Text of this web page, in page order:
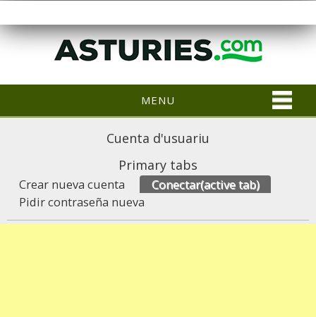
MENU
Cuenta d'usuariu
Primary tabs
Crear nueva cuenta Conectar(active tab)
Pidir contraseña nueva